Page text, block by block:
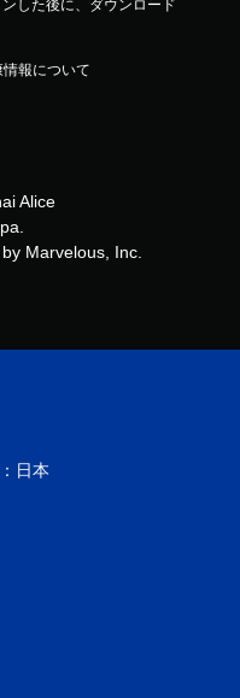
した後に、ダウンロード
報について
Alice
Marvelous, Inc.
日本